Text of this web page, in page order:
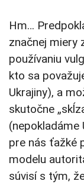
Hm…
značnej miery
používaniu
kto sa
Ukrajiny), a
skutočne
(nepokladáme
pre nás ťažké
modelu
súvisí s tým,